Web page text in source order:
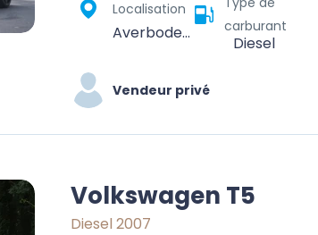
Localisation
Averbode, Scherpenheuvel-Zichem, Leuven, Vlaams-Brabant, Vlaanderen, 3271, België
carburant
Diesel
Vendeur privé
Volkswagen T5
Diesel 2007